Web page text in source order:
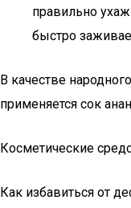
правильно
быстро
В качестве
применяется сок
Косметические
Как избавиться от